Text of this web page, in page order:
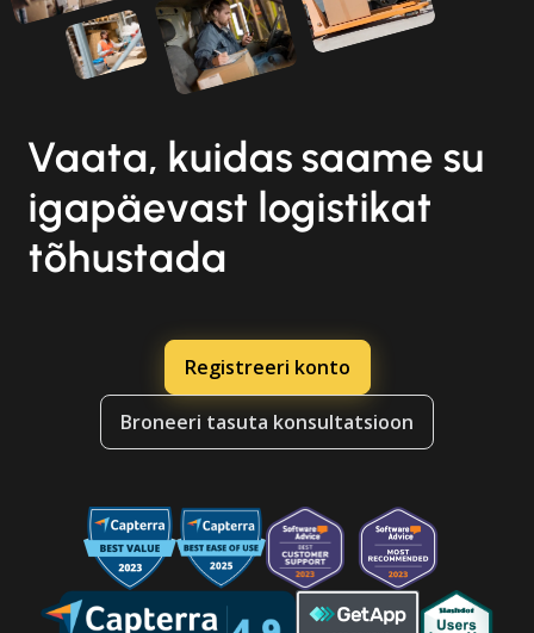
Vaata, kuidas saame su
igapäevast logistikat
tõhustada
Registreeri konto
Broneeri tasuta konsultatsioon